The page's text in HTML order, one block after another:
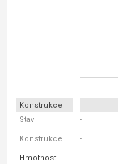
Konstrukce
Stav
-
Konstrukce -
Hmotnost -